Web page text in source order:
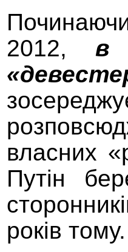
2012,в
власних «
Путін
років тому.